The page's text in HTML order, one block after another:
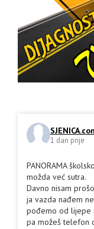
1 dan prije
PANORAMA
možda već sutra.
Davno nisam
ja vazda nađem
pođemo od lijepe
pa možeš telefon